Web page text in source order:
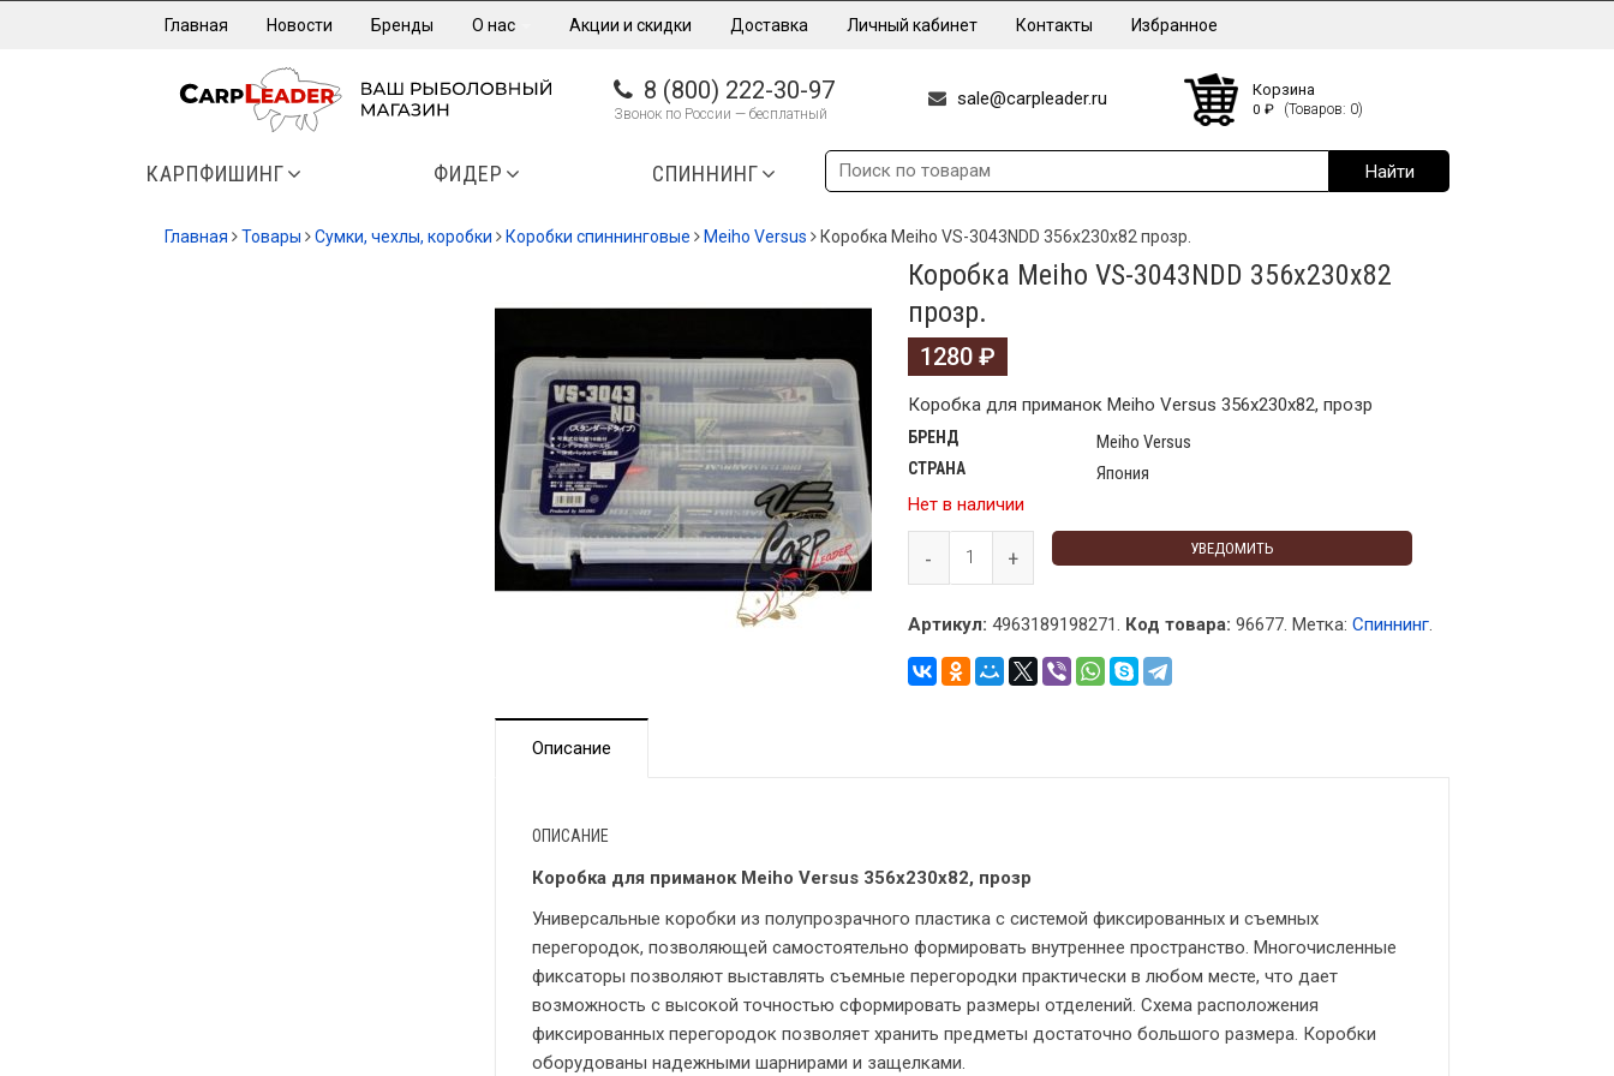
Главная Новости Бренды О нас Акции и скидки Доставка Личный кабинет Контакты Избранное
8 (800) 222-30-97
Звонок по России — бесплатный
sale@carpleader.ru Корзина
0 ₽ (Товаров: 0)
КАРПФИШИНГ ФИДЕР СПИННИНГ
Главная Товары Сумки, чехлы, коробки Коробки спиннинговые Meiho Versus Коробка Meiho VS-3043NDD 356х230х82 прозр.
Коробка Meiho VS-3043NDD 356х230х82
прозр.
1280 ₽
Коробка для приманок Meiho Versus 356х230х82, прозр
БРЕНД Meiho Versus
СТРАНА
Япония
Нет в наличии
УВЕДОМИТЬ
Артикул: 4963189198271. Код товара: 96677. Метка: Спиннинг.
Описание
ОПИСАНИЕ
Коробка для приманок Meiho Versus 356х230х82, прозр
Универсальные коробки из полупрозрачного пластика с системой фиксированных и съемных
перегородок, позволяющей самостоятельно формировать внутреннее пространство. Многочисленные
фиксаторы позволяют выставлять съемные перегородки практически в любом месте, что дает
возможность с высокой точностью сформировать размеры отделений. Схема расположения
фиксированных перегородок позволяет хранить предметы достаточно большого размера. Коробки
оборудованы надежными шарнирами и защелками.